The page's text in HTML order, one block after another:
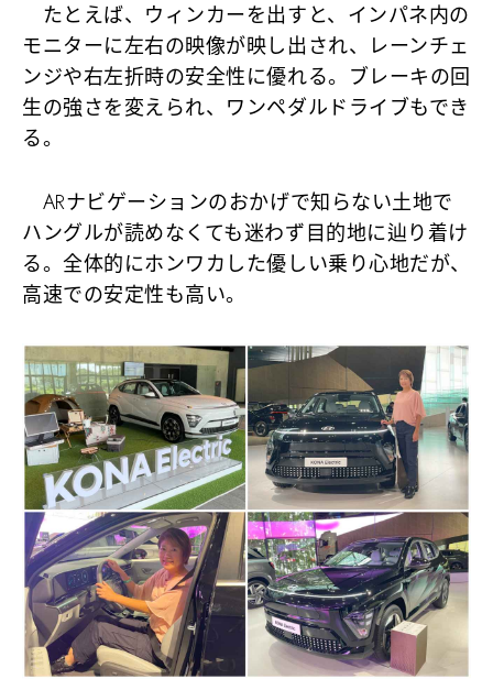
たとえば、ウィンカーを出すと、インパネ内の
モニターに左右の映像が映し出され、レーンチェ
ンジや右左折時の安全性に優れる。ブレーキの回
生の強さを変えられ、ワンペダルドライブもでき
る。
ARナビゲーションのおかげで知らない土地で
ハングルが読めなくても迷わず目的地に辿り着け
る。全体的にホンワカした優しい乗り心地だが、
高速での安定性も高い。